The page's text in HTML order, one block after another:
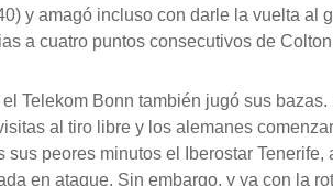
y amagó incluso con darle la vuelta al
a cuatro puntos consecutivos de
Telekom Bonn también jugó sus
al tiro libre y los alemanes
sus peores minutos el Iberostar
en ataque. Sin embargo, y ya con la